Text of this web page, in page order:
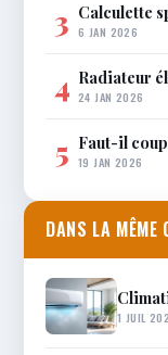
3 Calculette
6 JAN 2026
4 Radiateur
24 JAN 2026
5 Faut-il
19 JAN 2026
DANS LA MÊME
1 JUIL